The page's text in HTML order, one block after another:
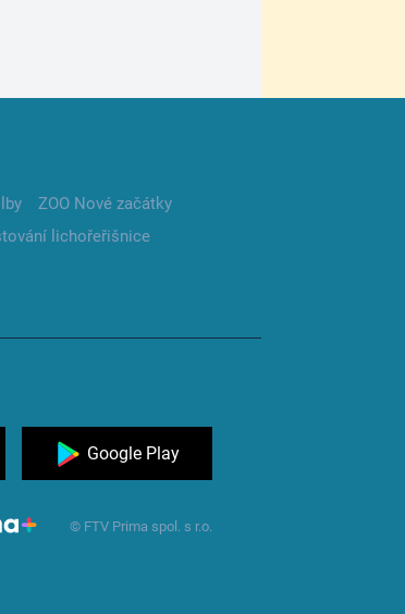
ZOO Nové začátky
lichořeřišnice
Google Play
© FTV Prima spol. s r.o.